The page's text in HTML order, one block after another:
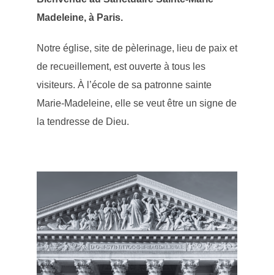
Madeleine, à Paris.
Notre église, site de pèlerinage, lieu de paix et
de recueillement, est ouverte à tous les
visiteurs. À l’école de sa patronne sainte
Marie-Madeleine, elle se veut être un signe de
la tendresse de Dieu.